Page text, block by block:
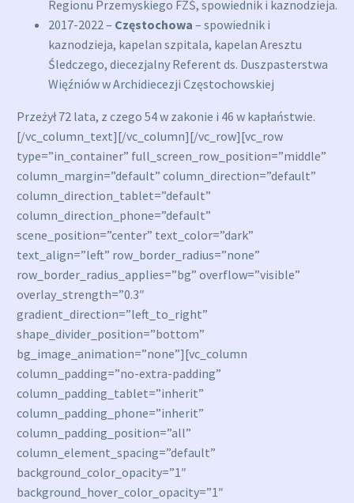
Regionu Przemyskiego FZŚ, spowiednik i kaznodzieja.
2017-2022 – Częstochowa – spowiednik i
kaznodzieja, kapelan szpitala, kapelan Aresztu
Śledczego, diecezjalny Referent ds. Duszpasterstwa
Więźniów w Archidiecezji Częstochowskiej
Przeżył 72 lata, z czego 54 w zakonie i 46 w kapłaństwie.
[/vc_column_text][/vc_column][/vc_row][vc_row
type=”in_container” full_screen_row_position=”middle”
column_margin=”default” column_direction=”default”
column_direction_tablet=”default”
column_direction_phone=”default”
scene_position=”center” text_color=”dark”
text_align=”left” row_border_radius=”none”
row_border_radius_applies=”bg” overflow=”visible”
overlay_strength=”0.3″
gradient_direction=”left_to_right”
shape_divider_position=”bottom”
bg_image_animation=”none”][vc_column
column_padding=”no-extra-padding”
column_padding_tablet=”inherit”
column_padding_phone=”inherit”
column_padding_position=”all”
column_element_spacing=”default”
background_color_opacity=”1″
background_hover_color_opacity=”1″